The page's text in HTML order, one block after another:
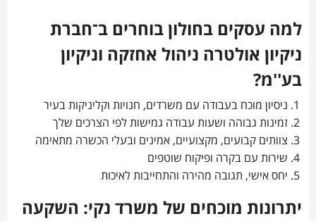
למה עסקים בחולון בוחרים ב־חברת
ניקיון אולטרה ניהול אחזקה וניקיון
בע''מ?
ניסיון מוכח בעבודה עם משרדים, חנויות וקליניקות בעיר
זמינות גבוהה ושעות עבודה גמישות לפי הצרכים שלך
צוותים קבועים, מקצועיים, אמינים ובעלי הכשרה מתאימה
שירות עם בקרה ופיקוח שוטפים
יחס אישי, תגובה מהירה והתחייבות לאיכות
יתרונות מוכחים של משרד נקי: השקעה